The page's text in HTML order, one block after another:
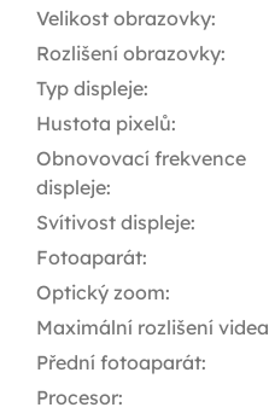
Velikost obrazovky:
Rozlišení obrazovky:
Typ displeje:
Hustota pixelů:
Obnovovací frekvence
displeje:
Svítivost displeje:
Fotoaparát:
Optický zoom:
Maximální rozlišení videa
Přední fotoaparát:
Procesor: